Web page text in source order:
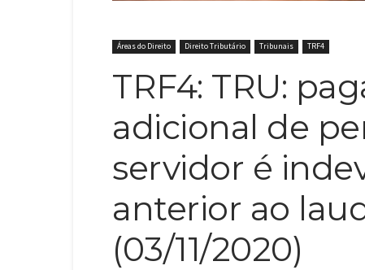
Áreas do Direito Direito Tributário Tribunais TRF4
TRF4: TRU:
adicional de
servidor é
anterior ao
(03/11/2020)